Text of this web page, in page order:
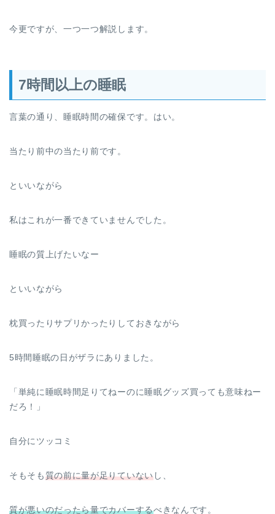
今更ですが、一つ一つ解説します。
7時間以上の睡眠
言葉の通り、睡眠時間の確保です。はい。
当たり前中の当たり前です。
といいながら
私はこれが一番できていませんでした。
睡眠の質上げたいなー
といいながら
枕買ったりサプリかったりしておきながら
5時間睡眠の日がザラにありました。
「単純に睡眠時間足りてねーのに睡眠グッズ買っても意味ねー
だろ！」
自分にツッコミ
そもそも 質の前に量が足りていないし、
質が悪いのだったら量でカバーするべきなんです。